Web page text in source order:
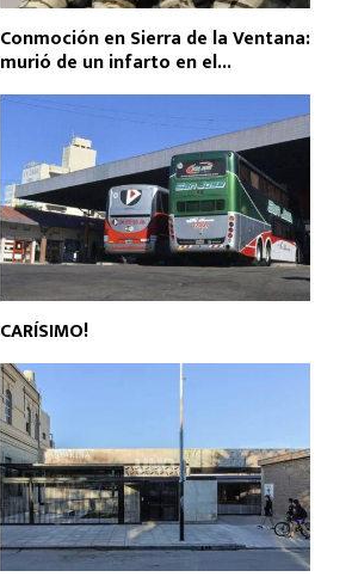
Conmoción en Sierra de la Ventana:
murió de un infarto en el...
CARÍSIMO!